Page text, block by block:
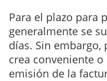
Para el plazo para
generalmente se
días. Sin
crea conveniente
emisión de la